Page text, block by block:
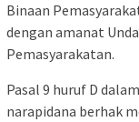
Binaan
dengan amanat
Pemasyarakatan.
Pasal 9 huruf D
narapidana berhak